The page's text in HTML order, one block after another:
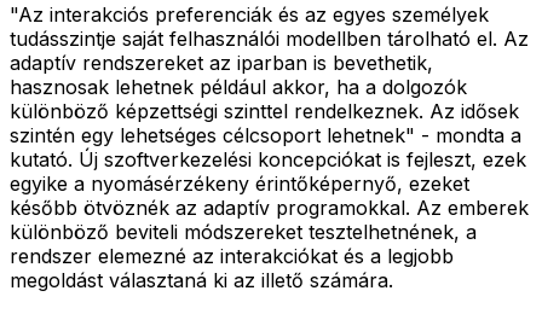
"Az interakciós preferenciák és az egyes személyek
tudásszintje saját felhasználói modellben tárolható el. Az
adaptív rendszereket az iparban is bevethetik,
hasznosak lehetnek például akkor, ha a dolgozók
különböző képzettségi szinttel rendelkeznek. Az idősek
szintén egy lehetséges célcsoport lehetnek" - mondta a
kutató. Új szoftverkezelési koncepciókat is fejleszt, ezek
egyike a nyomásérzékeny érintőképernyő, ezeket
később ötvöznék az adaptív programokkal. Az emberek
különböző beviteli módszereket tesztelhetnének, a
rendszer elemezné az interakciókat és a legjobb
megoldást választaná ki az illető számára.